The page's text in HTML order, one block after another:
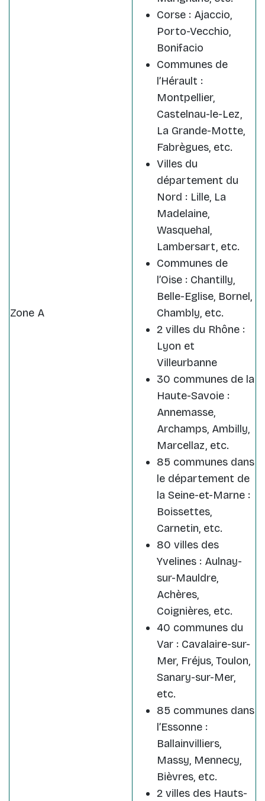
Zone A
Corse : Ajaccio,
Porto-Vecchio,
Bonifacio
Communes de
l’Hérault :
Montpellier,
Castelnau-le-Lez,
La Grande-Motte,
Fabrègues, etc.
Villes du
département du
Nord : Lille, La
Madelaine,
Wasquehal,
Lambersart, etc.
Communes de
l’Oise : Chantilly,
Belle-Eglise, Bornel,
Chambly, etc.
2 villes du Rhône :
Lyon et
Villeurbanne
30 communes de la
Haute-Savoie :
Annemasse,
Archamps, Ambilly,
Marcellaz, etc.
85 communes dans
le département de
la Seine-et-Marne :
Boissettes,
Carnetin, etc.
80 villes des
Yvelines : Aulnay-
sur-Mauldre,
Achères,
Coignières, etc.
40 communes du
Var : Cavalaire-sur-
Mer, Fréjus, Toulon,
Sanary-sur-Mer,
etc.
85 communes dans
l’Essonne :
Ballainvilliers,
Massy, Mennecy,
Bièvres, etc.
2 villes des Hauts-